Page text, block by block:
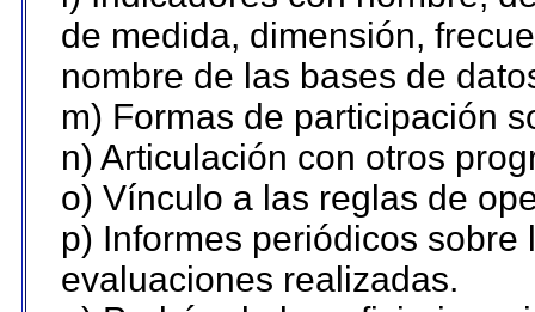
de medida, dimensión,
nombre de las bases de
m) Formas de participación
n) Articulación con otros
o) Vínculo a las reglas de
p) Informes periódicos
evaluaciones realizadas.